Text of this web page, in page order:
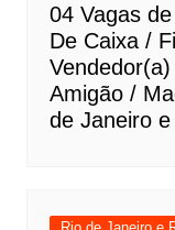
04 Vagas
De Caixa /
Amigão /
de Janeiro